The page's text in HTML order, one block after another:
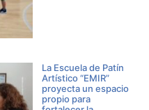
La Escuela de Patín
Artístico “EMIR”
proyecta un espacio
propio para